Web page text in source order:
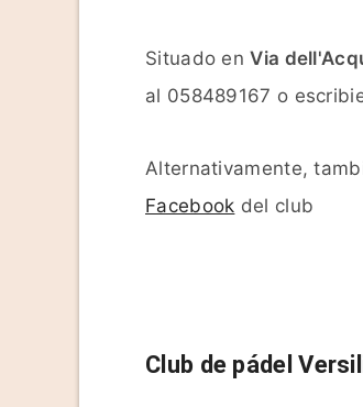
Situado enVia
al 058489167 o
Alternativamente,
Facebook del club
Club de pádel